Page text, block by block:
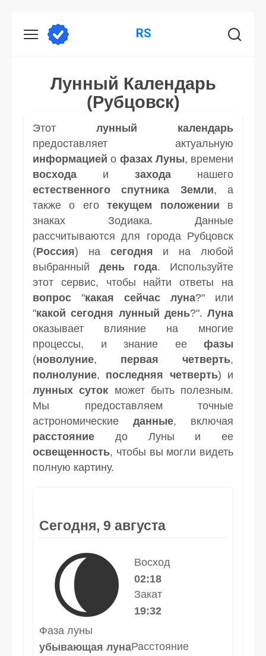
RS
Лунный Календарь
(Рубцовск)
Этот лунный календарь
предоставляет актуальную
информацией о фазах Луны, времени
восхода и захода нашего
естественного спутника
Земли, а
также о еготекущем положении в
знаках Зодиака. Данные
рассчитываются для города Рубцовск
(Россия) на сегодня и на любой
выбранный день года. Используйте
этот сервис, чтобы найти ответы на
вопрос "какая сейчас луна?" или
"какой сегодня лунный день?". Луна
оказывает влияние на многие
процессы, и знание ее фазы
(новолуние, первая четверть,
полнолуние, последняя четверть) и
лунных суток может быть полезным.
Мы предоставляем точные
астрономические данные, включая
расстояние до Луны и ее
освещенность, чтобы вы могли видеть
полную картину.
Сегодня, 9 августа
🌘
Восход
02:18
Закат
19:32
Фаза луны
убывающая лунаРасстояние